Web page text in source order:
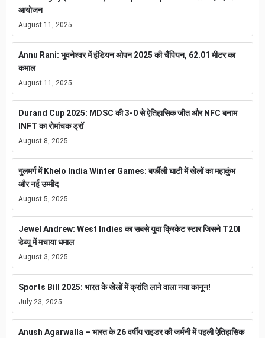
आयोजन
August 11, 2025
Annu Rani: भुवनेश्वर में इंडियन ओपन 2025 की चैंपियन, 62.01 मीटर का
कमाल
August 11, 2025
Durand Cup 2025: MDSC की 3-0 से ऐतिहासिक जीत और NFC बनाम
INFT का रोमांचक ड्रॉ
August 8, 2025
गुलमर्ग में Khelo India Winter Games: बर्फीली घाटी में खेलों का महाकुंभ
और नई उम्मीद
August 5, 2025
Jewel Andrew: West Indies का सबसे युवा क्रिकेट स्टार जिसने T20I
डेब्यू में मचाया धमाल
August 3, 2025
Sports Bill 2025: भारत के खेलों में क्रांति लाने वाला नया कानून!
July 23, 2025
Anush Agarwalla – भारत के 26 वर्षीय राइडर की जर्मनी में पहली ऐतिहासिक